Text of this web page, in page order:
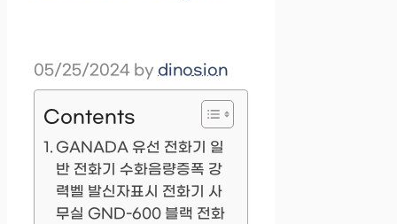
05/25/2024 by dinosion
Contents
GANADA 유선 전화기 일
반 전화기 수화음량증폭 강
력벨 발신자표시 전화기 사
무실 GND-600 블랙 전화